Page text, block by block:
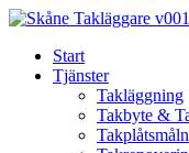
Skip
contentStart
Tjänster
Takläggning
Takbyte &